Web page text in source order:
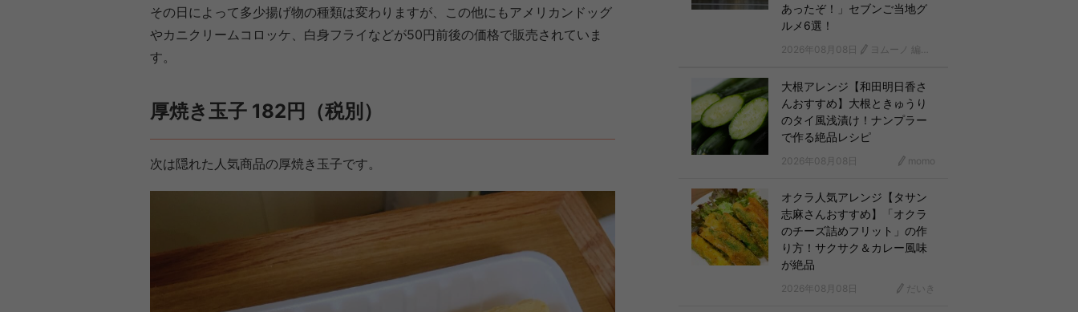
その日によって多少揚げ物の種類は変わりますが、この他にもアメリカンドッグ
やカニクリームコロッケ、白身フライなどが50円前後の価格で販売されていま
す。
厚焼き玉子 182円（税別）
次は隠れた人気商品の厚焼き玉子です。
あったぞ！」セブンご当地グ
ルメ6選！
2026年08月08日 ヨムーノ 編集部
大根アレンジ【和田明日香さ
んおすすめ】大根ときゅうり
のタイ風浅漬け！ナンプラー
で作る絶品レシピ
2026年08月08日 momo
オクラ人気アレンジ【タサン
志麻さんおすすめ】「オクラ
のチーズ詰めフリット」の作
り方！サクサク＆カレー風味
が絶品
2026年08月08日 だいき